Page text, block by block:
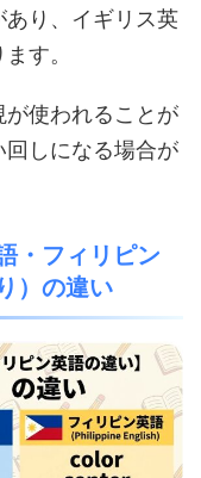
あり、イギリス英
す。
使われることが
しになる場合が
・フィリピン
）の違い